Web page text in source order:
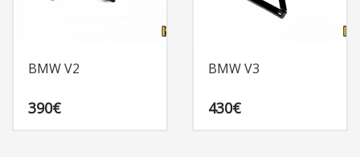
BMW V2
390€
BMW V3
430€